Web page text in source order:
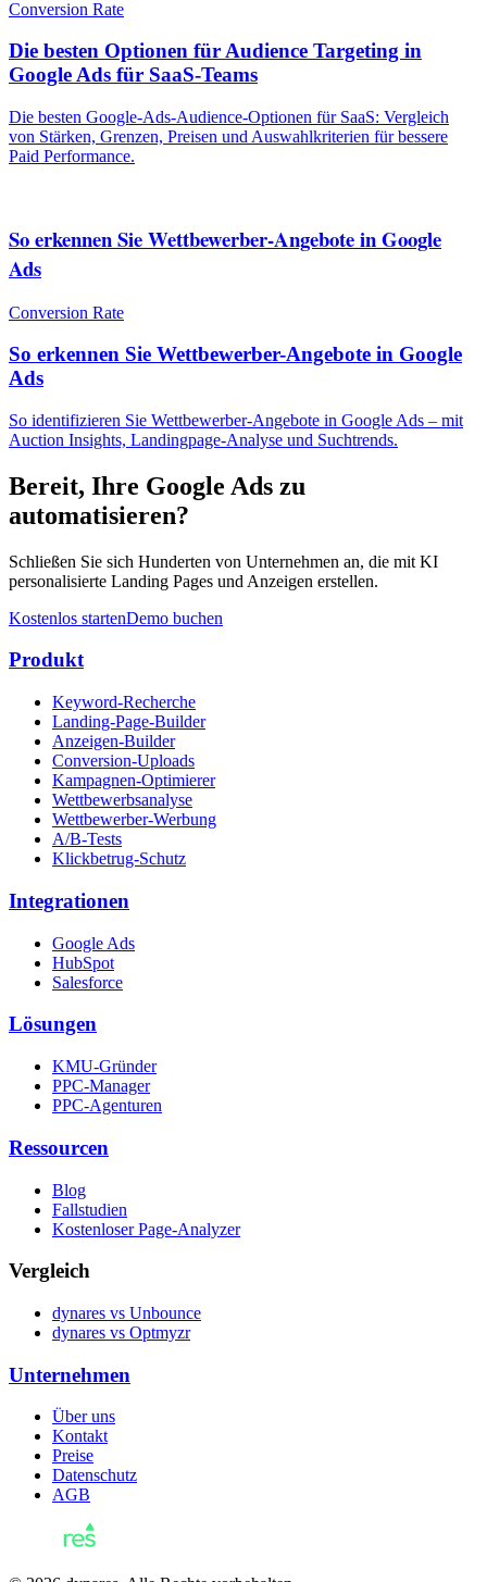
Conversion Rate
Die besten Optionen für Audience Targeting in
Google Ads für SaaS-Teams
Die besten Google-Ads-Audience-Optionen für SaaS: Vergleich
von Stärken, Grenzen, Preisen und Auswahlkriterien für bessere
Paid Performance.
So erkennen Sie Wettbewerber-Angebote in Google
Ads
Conversion Rate
So erkennen Sie Wettbewerber-Angebote in Google
Ads
So identifizieren Sie Wettbewerber-Angebote in Google Ads – mit
Auction Insights, Landingpage-Analyse und Suchtrends.
Bereit, Ihre Google Ads zu
automatisieren?
Schließen Sie sich Hunderten von Unternehmen an, die mit KI
personalisierte Landing Pages und Anzeigen erstellen.
Kostenlos startenDemo buchen
Produkt
Keyword-Recherche
Landing-Page-Builder
Anzeigen-Builder
Conversion-Uploads
Kampagnen-Optimierer
Wettbewerbsanalyse
Wettbewerber-Werbung
A/B-Tests
Klickbetrug-Schutz
Integrationen
Google Ads
HubSpot
Salesforce
Lösungen
KMU-Gründer
PPC-Manager
PPC-Agenturen
Ressourcen
Blog
Fallstudien
Kostenloser Page-Analyzer
Vergleich
dynares vs Unbounce
dynares vs Optmyzr
Unternehmen
Über uns
Kontakt
Preise
Datenschutz
AGB